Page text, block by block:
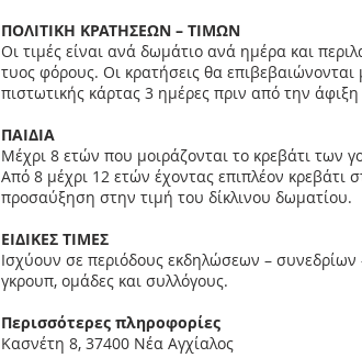
ΠΟΛΙΤΙΚΗ ΚΡΑΤΗΣΕΩΝ – ΤΙΜΩΝ
Οι τιμές είναι ανά δωμάτιο ανά ημέρα και
τυος φόρους. Οι κρατήσεις θα
πιστωτικής κάρτας 3 ημέρες πριν από την
ΠΑΙΔΙΑ
Μέχρι 8 ετών που μοιράζονται το κρεβάτι των
Από 8 μέχρι 12 ετών έχοντας επιπλέον κρεβάτι
προσαύξηση στην τιμή του δίκλινου δωματίου.
ΕΙΔΙΚΕΣ ΤΙΜΕΣ
Ισχύουν σε περιόδους εκδηλώσεων – συνεδρίων
γκρουπ, ομάδες και συλλόγους.
Περισσότερες πληροφορίες
Κασνέτη 8, 37400 Νέα Αγχίαλος